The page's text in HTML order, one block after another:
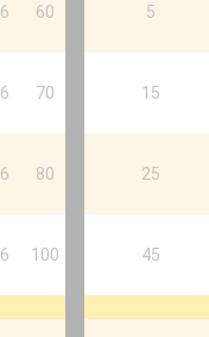
6 60 5
6 70 15
6 80 25
6 100 45